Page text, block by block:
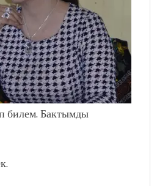
билем. Бактымды